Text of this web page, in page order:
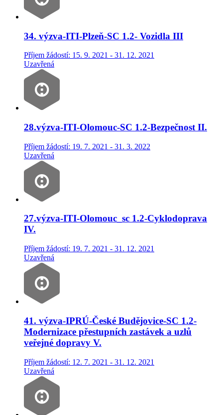
34. výzva-ITI-Plzeň-SC 1.2- Vozidla III
Příjem žádostí: 15. 9. 2021 - 31. 12. 2021
Uzavřená
28.výzva-ITI-Olomouc-SC 1.2-Bezpečnost II.
Příjem žádostí: 19. 7. 2021 - 31. 3. 2022
Uzavřená
27.výzva-ITI-Olomouc_sc 1.2-Cyklodoprava
IV.
Příjem žádostí: 19. 7. 2021 - 31. 12. 2021
Uzavřená
41. výzva-IPRÚ-České Budějovice-SC 1.2-
Modernizace přestupních zastávek a uzlů
veřejné dopravy V.
Příjem žádostí: 12. 7. 2021 - 31. 12. 2021
Uzavřená